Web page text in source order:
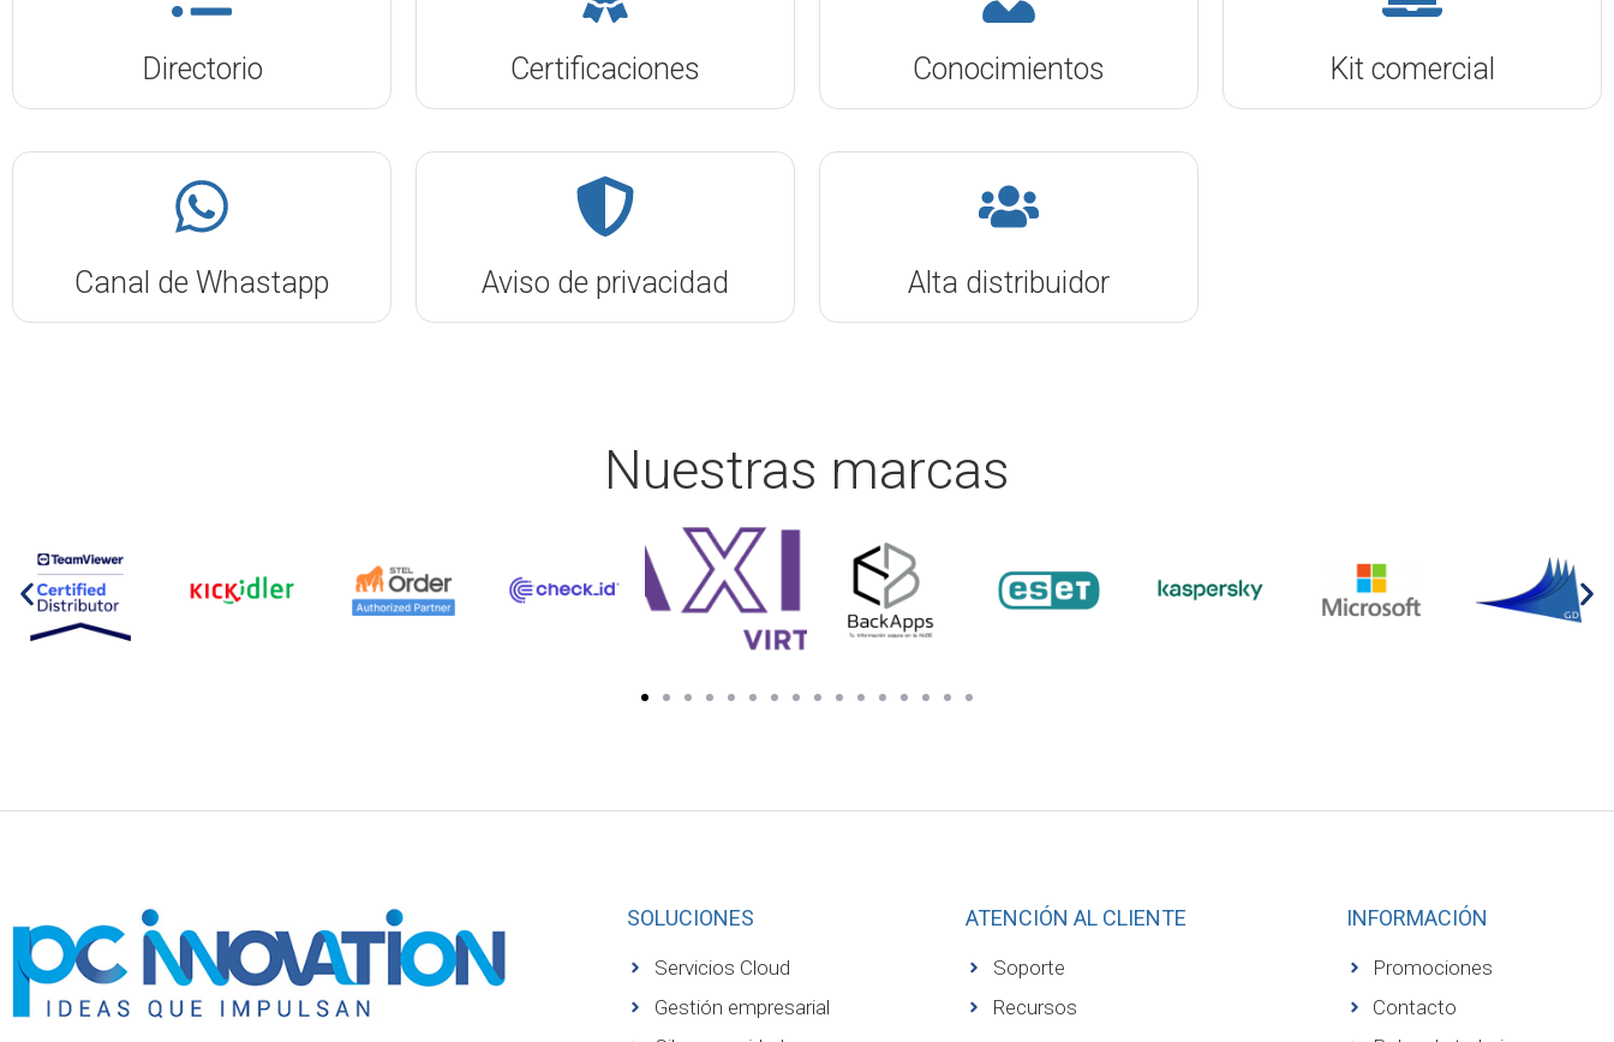
Directorio Certificaciones Conocimientos Kit comercial
Canal de Whastapp Aviso de privacidad Alta distribuidor
Nuestras marcas
SOLUCIONES
Servicios Cloud
Gestión empresarial
ATENCIÓN AL CLIENTE
Soporte
Recursos
INFORMACIÓN
Promociones
Contacto